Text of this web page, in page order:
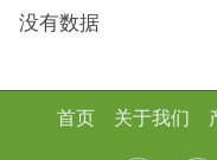
没有数据
首页 关于我们